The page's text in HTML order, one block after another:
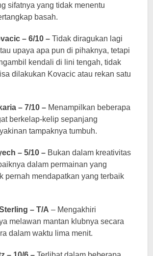
sifatnya yang tidak menentu
basah.
– 6/10 – Tidak diragukan lagi
upaya apa pun di pihaknya, tetapi
kendali di lini tengah, tidak
dilakukan Kovacic atau rekan satu
– 7/10 – Menampilkan beberapa
berkelap-kelip sepanjang
tampaknya tumbuh.
– 5/10 – Bukan dalam kreativitas
dalam permainan yang
pernah mendapatkan yang terbaik
– T/A – Mengakhiri
melawan mantan klubnya secara
dalam waktu lima menit.